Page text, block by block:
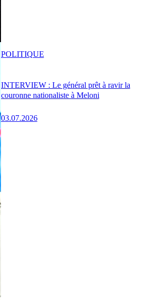
INTERVIEW : Le général prêt à ravir la
couronne nationaliste à Meloni
03.07.2026
POLITIQUE